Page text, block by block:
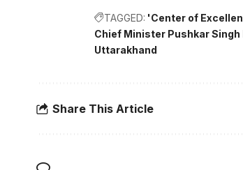
TAGGED: 'Center of
Chief Minister Pushkar Singh
Uttarakhand
Share This Article